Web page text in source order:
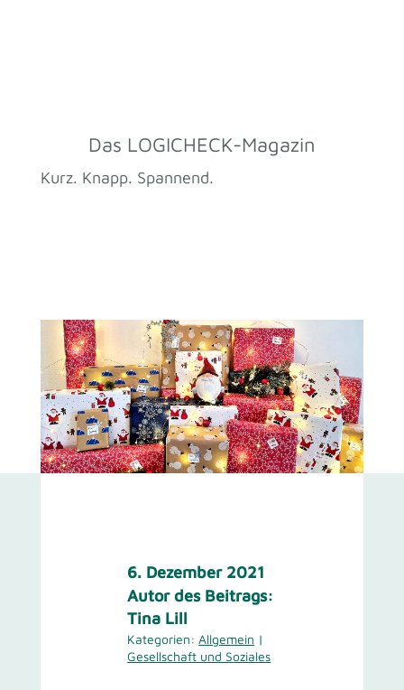
Das LOGICHECK-Magazin
Kurz. Knapp. Spannend.
6. Dezember 2021
Autor des Beitrags:
Tina Lill
Kategorien:Allgemein |
Gesellschaft und Soziales